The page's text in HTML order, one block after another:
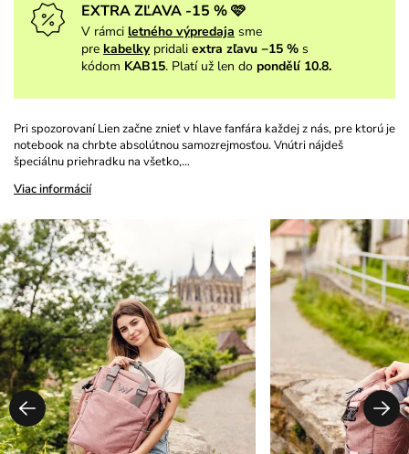
EXTRA ZĽAVA -15 % 🩷
V rámci letného výpredaja sme
pre kabelky pridali extra zľavu −15 % s
kódom KAB15. Platí už len do pondělí 10.8.
Pri spozorovaní Lien začne znieť v hlave fanfára každej z nás, pre ktorú je
notebook na chrbte absolútnou samozrejmosťou. Vnútri nájdeš
špeciálnu priehradku na všetko,…
Viac informácií